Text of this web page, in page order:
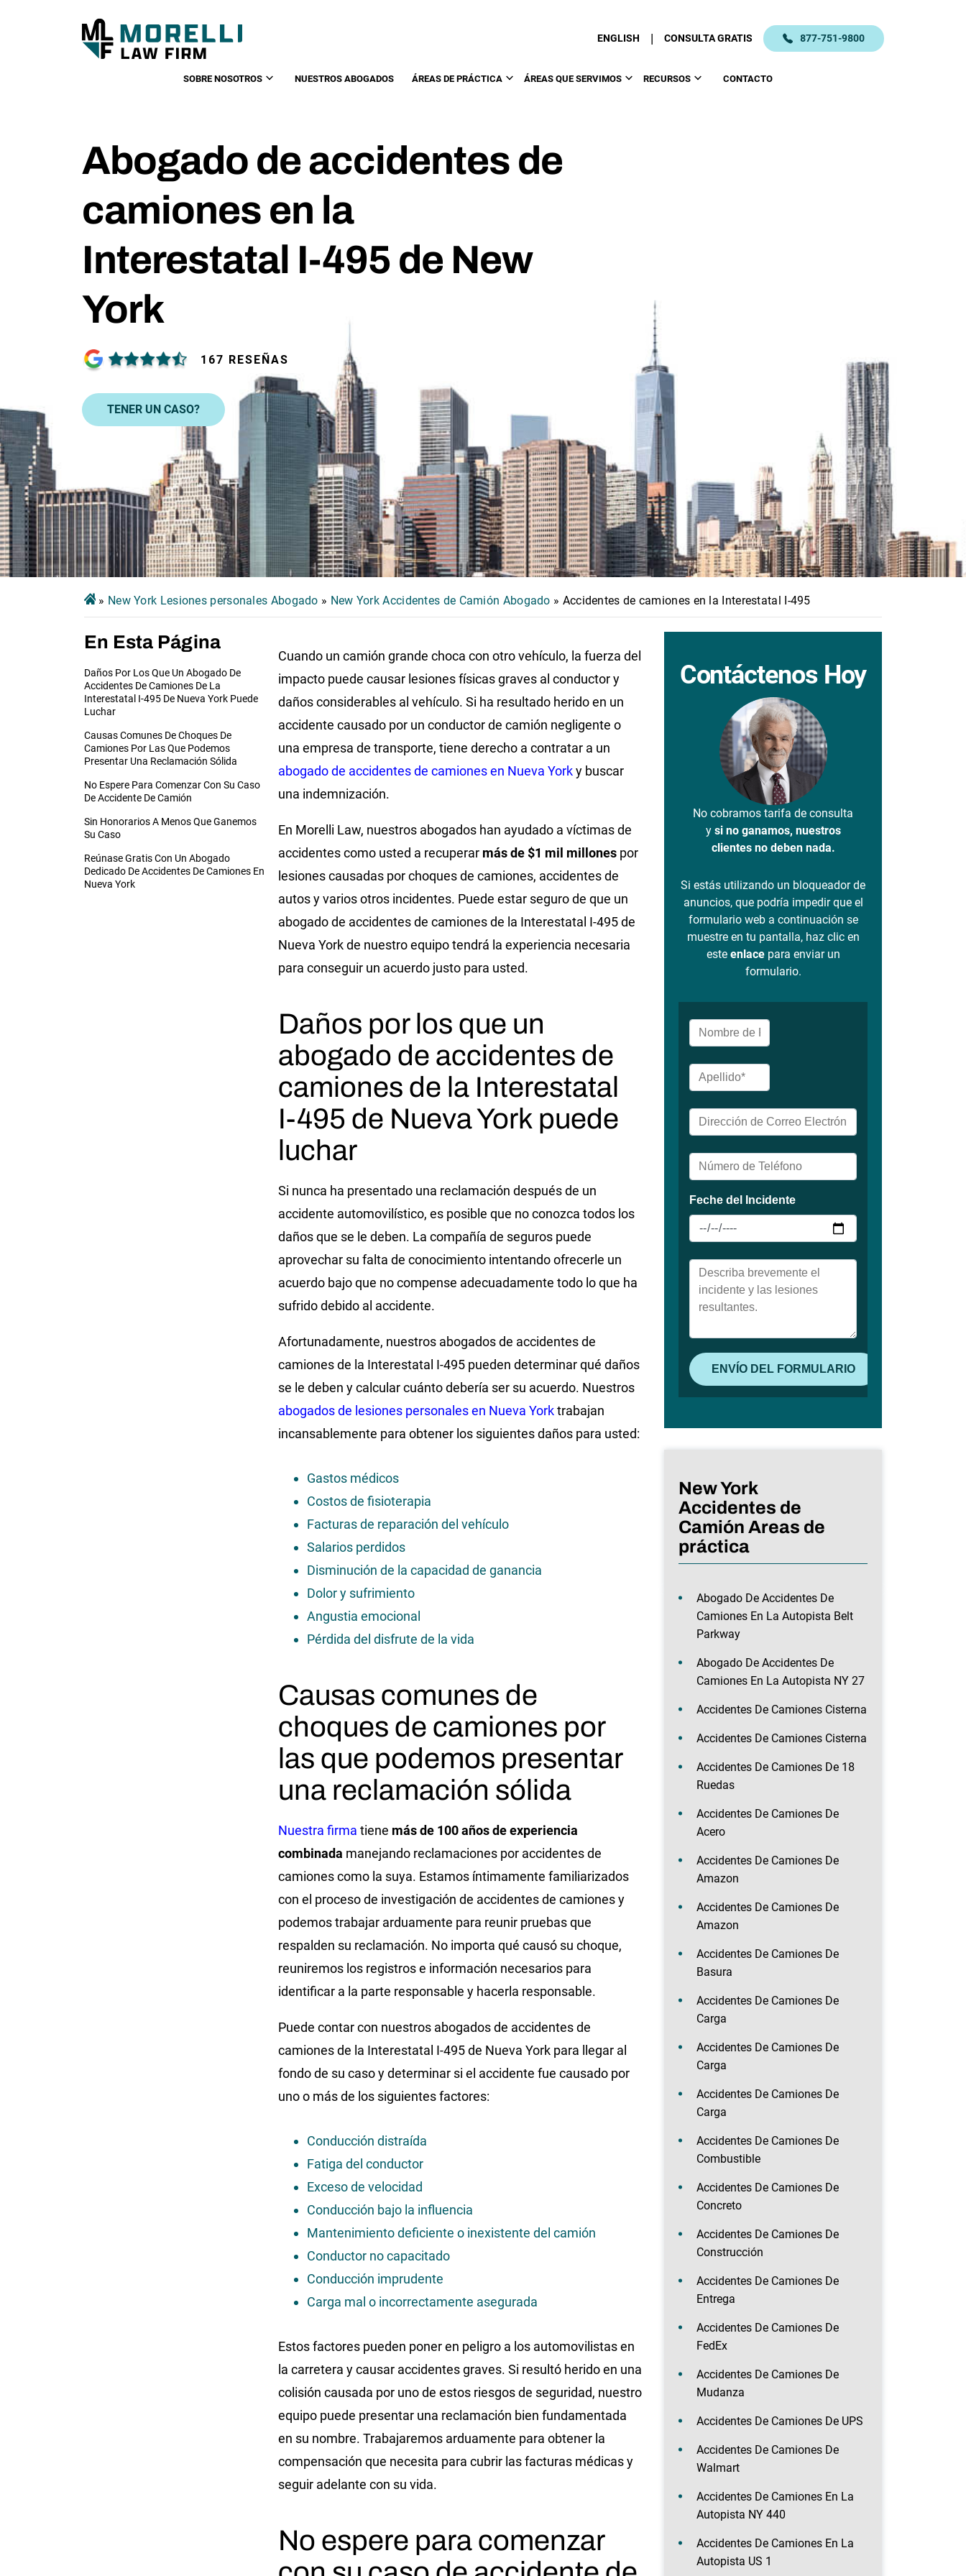
ENGLISH | CONSULTA GRATIS 877-751-9800
SOBRE NOSOTROS NUESTROS ABOGADOS ÁREAS DE PRÁCTICA ÁREAS QUE SERVIMOS RECURSOS CONTACTO
Abogado de accidentes de
camiones en la
Interestatal I-495 de New
York
167 RESEÑAS
TENER UN CASO?
» New York Lesiones personales Abogado » New York Accidentes de Camión Abogado » Accidentes de camiones en la Interestatal I-495
En Esta Página
Daños Por Los Que Un Abogado De
Accidentes De Camiones De La
Interestatal I-495 De Nueva York Puede
Luchar
Causas Comunes De Choques De
Camiones Por Las Que Podemos
Presentar Una Reclamación Sólida
No Espere Para Comenzar Con Su Caso
De Accidente De Camión
Sin Honorarios A Menos Que Ganemos
Su Caso
Reúnase Gratis Con Un Abogado
Dedicado De Accidentes De Camiones En
Nueva York
Cuando un camión grande choca con otro vehículo, la fuerza del
impacto puede causar lesiones físicas graves al conductor y
daños considerables al vehículo. Si ha resultado herido en un
accidente causado por un conductor de camión negligente o
una empresa de transporte, tiene derecho a contratar a un
abogado de accidentes de camiones en Nueva Yorky buscar
una indemnización.
En Morelli Law, nuestros abogados han ayudado a víctimas de
accidentes como usted a recuperar más de $1 mil millones por
lesiones causadas por choques de camiones, accidentes de
autos y varios otros incidentes. Puede estar seguro de que un
abogado de accidentes de camiones de la Interestatal I-495 de
Nueva York de nuestro equipo tendrá la experiencia necesaria
para conseguir un acuerdo justo para usted.
Daños por los que un
abogado de accidentes de
camiones de la Interestatal
I-495 de Nueva York puede
luchar
Si nunca ha presentado una reclamación después de un
accidente automovilístico, es posible que no conozca todos los
daños que se le deben. La compañía de seguros puede
aprovechar su falta de conocimiento intentando ofrecerle un
acuerdo bajo que no compense adecuadamente todo lo que ha
sufrido debido al accidente.
Afortunadamente, nuestros abogados de accidentes de
camiones de la Interestatal I-495 pueden determinar qué daños
se le deben y calcular cuánto debería ser su acuerdo. Nuestros
abogados de lesiones personales en Nueva Yorktrabajan
incansablemente para obtener los siguientes daños para usted:
Gastos médicos
Costos de fisioterapia
Facturas de reparación del vehículo
Salarios perdidos
Disminución de la capacidad de ganancia
Dolor y sufrimiento
Angustia emocional
Pérdida del disfrute de la vida
Causas comunes de
choques de camiones por
las que podemos presentar
una reclamación sólida
Nuestra firma tiene más de 100 años de experiencia
combinada manejando reclamaciones por accidentes de
camiones como la suya. Estamos íntimamente familiarizados
con el proceso de investigación de accidentes de camiones y
podemos trabajar arduamente para reunir pruebas que
respalden su reclamación. No importa qué causó su choque,
reuniremos los registros e información necesarios para
identificar a la parte responsable y hacerla responsable.
Puede contar con nuestros abogados de accidentes de
camiones de la Interestatal I-495 de Nueva York para llegar al
fondo de su caso y determinar si el accidente fue causado por
uno o más de los siguientes factores:
Conducción distraída
Fatiga del conductor
Exceso de velocidad
Conducción bajo la influencia
Mantenimiento deficiente o inexistente del camión
Conductor no capacitado
Conducción imprudente
Carga mal o incorrectamente asegurada
Estos factores pueden poner en peligro a los automovilistas en
la carretera y causar accidentes graves. Si resultó herido en una
colisión causada por uno de estos riesgos de seguridad, nuestro
equipo puede presentar una reclamación bien fundamentada
en su nombre. Trabajaremos arduamente para obtener la
compensación que necesita para cubrir las facturas médicas y
seguir adelante con su vida.
No espere para comenzar
Contáctenos Hoy
No cobramos tarifa de consulta
y si no ganamos, nuestros
clientes no deben nada.
Si estás utilizando un bloqueador de
anuncios, que podría impedir que el
formulario web a continuación se
muestre en tu pantalla, haz clic en
este enlacepara enviar un
formulario.
New York
Accidentes de
Camión Areas de
práctica
Abogado De Accidentes De
Camiones En La Autopista Belt
Parkway
Abogado De Accidentes De
Camiones En La Autopista NY 27
Accidentes De Camiones Cisterna
Accidentes De Camiones Cisterna
Accidentes De Camiones De 18
Ruedas
Accidentes De Camiones De
Acero
Accidentes De Camiones De
Amazon
Accidentes De Camiones De
Amazon
Accidentes De Camiones De
Basura
Accidentes De Camiones De
Carga
Accidentes De Camiones De
Carga
Accidentes De Camiones De
Carga
Accidentes De Camiones De
Combustible
Accidentes De Camiones De
Concreto
Accidentes De Camiones De
Construcción
Accidentes De Camiones De
Entrega
Accidentes De Camiones De
FedEx
Accidentes De Camiones De
Mudanza
Accidentes De Camiones De UPS
Accidentes De Camiones De
Walmart
Accidentes De Camiones En La
Autopista NY 440
Accidentes De Camiones En La
Autopista US 1